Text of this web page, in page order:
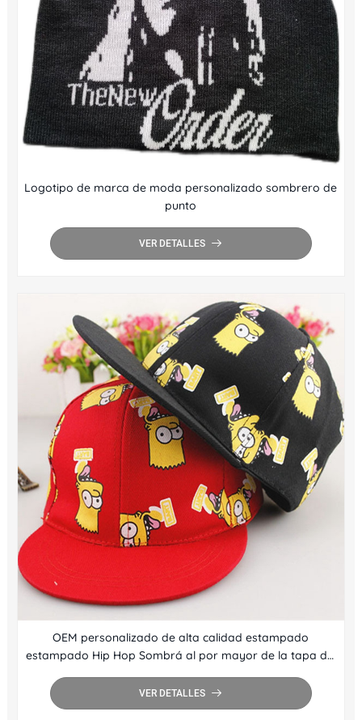
Logotipo de marca de moda personalizado sombrero de
punto
VER DETALLES
OEM personalizado de alta calidad estampado
estampado Hip Hop Sombrá al por mayor de la tapa del
VER DETALLES